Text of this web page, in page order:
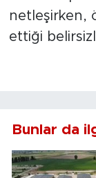
netleşirken,
ettiği
Bunlar da